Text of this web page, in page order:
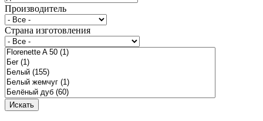
Производитель
Страна изготовления